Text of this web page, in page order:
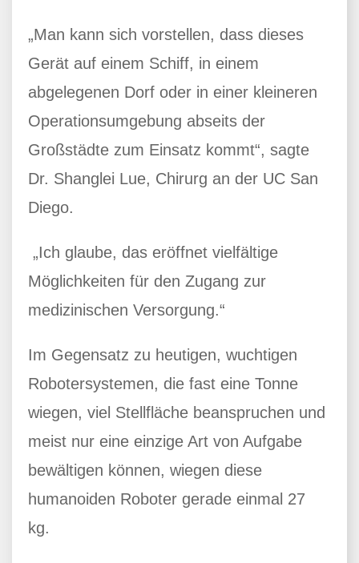
„Man kann sich vorstellen, dass dieses
Gerät auf einem Schiff, in einem
abgelegenen Dorf oder in einer kleineren
Operationsumgebung abseits der
Großstädte zum Einsatz kommt“, sagte
Dr. Shanglei Lue, Chirurg an der UC San
Diego.
„Ich glaube, das eröffnet vielfältige
Möglichkeiten für den Zugang zur
medizinischen Versorgung.“
Im Gegensatz zu heutigen, wuchtigen
Robotersystemen, die fast eine Tonne
wiegen, viel Stellfläche beanspruchen und
meist nur eine einzige Art von Aufgabe
bewältigen können, wiegen diese
humanoiden Roboter gerade einmal 27
kg.